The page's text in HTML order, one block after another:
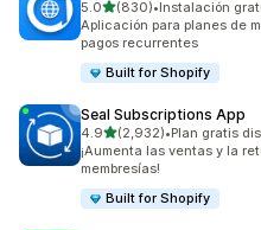
5.0de 5 estrellas
(830)
830 reseñas en total
•Instalación
Aplicación para planes de
pagos recurrentes
Built for Shopify
Seal Subscriptions App
4.9de 5 estrellas
(2,932)
2932 reseñas en total
•Plan gratis
¡Aumenta las ventas y la
membresías!
Built for Shopify